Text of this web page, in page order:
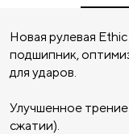
Новая рулевая
подшипник,
для ударов.
Улучшенное
сжатии).